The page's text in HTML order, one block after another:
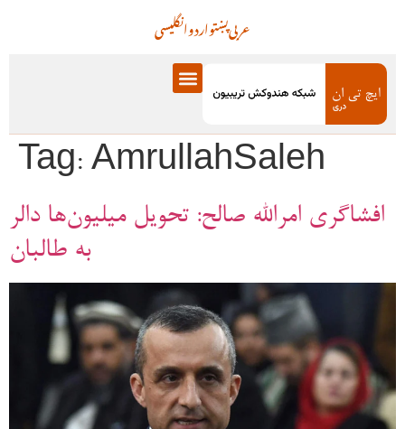
انگلیسیاردوپښتوعربی
Tag: AmrullahSaleh
افشاگری امرالله صالح: تحویل میلیون‌ها دالر
به طالبان